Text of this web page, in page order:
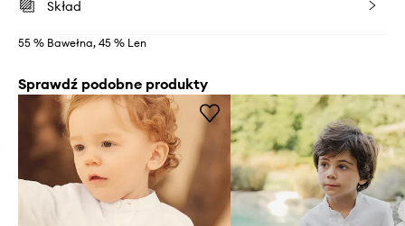
Skład
55 % Bawełna, 45 % Len
Sprawdź podobne produkty